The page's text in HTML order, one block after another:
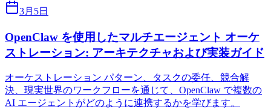
3月5日
OpenClaw を使用したマルチエージェント オーケ
ストレーション: アーキテクチャおよび実装ガイド
オーケストレーション パターン、タスクの委任、競合解
決、現実世界のワークフローを通じて、OpenClaw で複数の
AI エージェントがどのように連携するかを学びます。